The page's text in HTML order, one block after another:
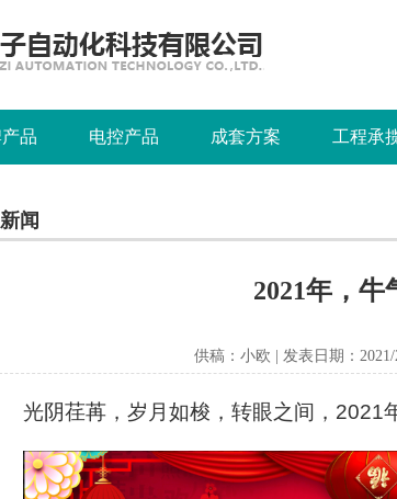
品 电控产品 成套方案 工程承
闻
2021年，牛
供稿：小欧 | 发表日期：
光阴荏苒，岁月如梭，转眼之间， 2021